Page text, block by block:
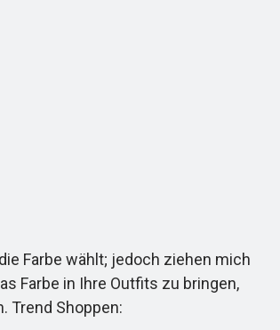
Farbe wählt; jedoch ziehen mich
Farbe in Ihre Outfits zu bringen,
Trend Shoppen: